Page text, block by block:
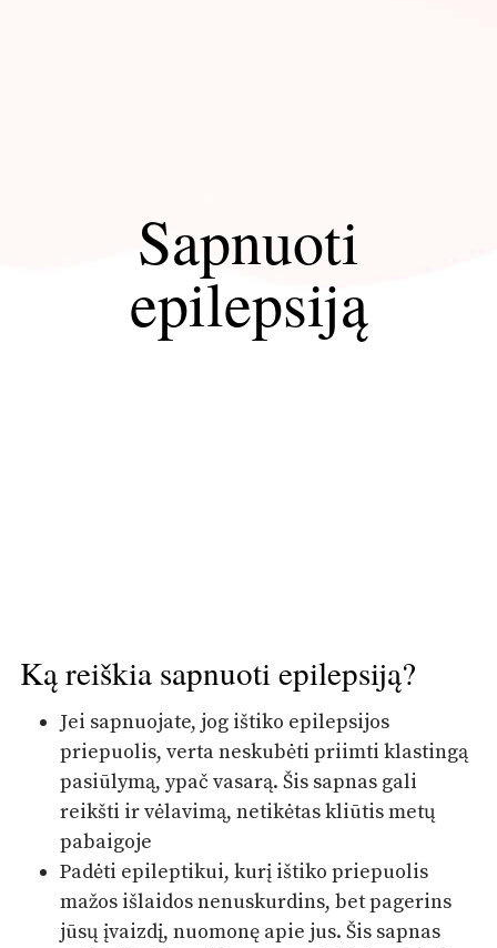
Sapnuoti
epilepsiją
Ką reiškia sapnuoti epilepsiją?
Jei sapnuojate, jog ištiko epilepsijos
priepuolis, verta neskubėti priimti klastingą
pasiūlymą, ypač vasarą. Šis sapnas gali
reikšti ir vėlavimą, netikėtas kliūtis metų
pabaigoje
Padėti epileptikui, kurį ištiko priepuolis
mažos išlaidos nenuskurdins, bet pagerins
jūsų įvaizdį, nuomonę apie jus. Šis sapnas